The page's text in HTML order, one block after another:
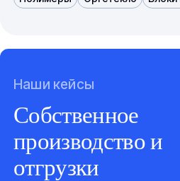
Наши кейсы
Собственное
производство и
отгрузки